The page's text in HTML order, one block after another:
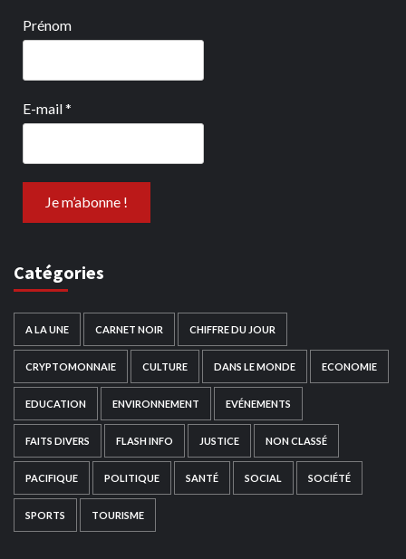
Prénom
E-mail*
Catégories
A LA UNE CARNET NOIR CHIFFRE DU JOUR
CRYPTOMONNAIE CULTURE DANS LE MONDE ECONOMIE
EDUCATION ENVIRONNEMENT EVÉNEMENTS
FAITS DIVERS FLASH INFO JUSTICE NON CLASSÉ
PACIFIQUE POLITIQUE SANTÉ SOCIAL SOCIÉTÉ
SPORTS TOURISME